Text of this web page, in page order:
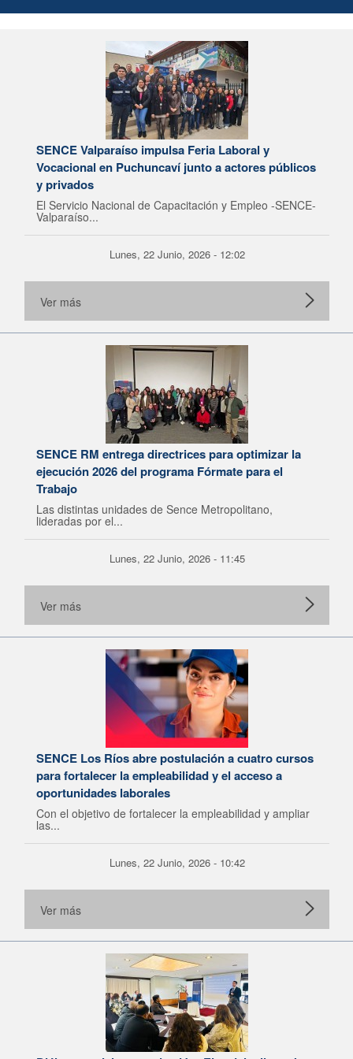
SENCE Valparaíso impulsa Feria Laboral y
Vocacional en Puchuncaví junto a actores públicos
y privados
El Servicio Nacional de Capacitación y Empleo -SENCE-
Valparaíso...
Lunes, 22 Junio, 2026 - 12:02
Ver más
SENCE RM entrega directrices para optimizar la
ejecución 2026 del programa Fórmate para el
Trabajo
Las distintas unidades de Sence Metropolitano,
lideradas por el...
Lunes, 22 Junio, 2026 - 11:45
Ver más
SENCE Los Ríos abre postulación a cuatro cursos
para fortalecer la empleabilidad y el acceso a
oportunidades laborales
Con el objetivo de fortalecer la empleabilidad y ampliar
las...
Lunes, 22 Junio, 2026 - 10:42
Ver más